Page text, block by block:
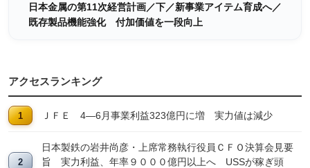
日本金属の第11次経営計画／下／新事業アイテム育成へ／
既存製品機能強化 付加価値を一段向上
アクセスランキング
ＪＦＥ 4―6月事業利益323億円に増 実力値は減少
日本製鉄の岩井尚彦・上席常務執行役員ＣＦＯ決算会見要
旨 実力利益、年率９０００億円以上へ USSが稼ぎ頭